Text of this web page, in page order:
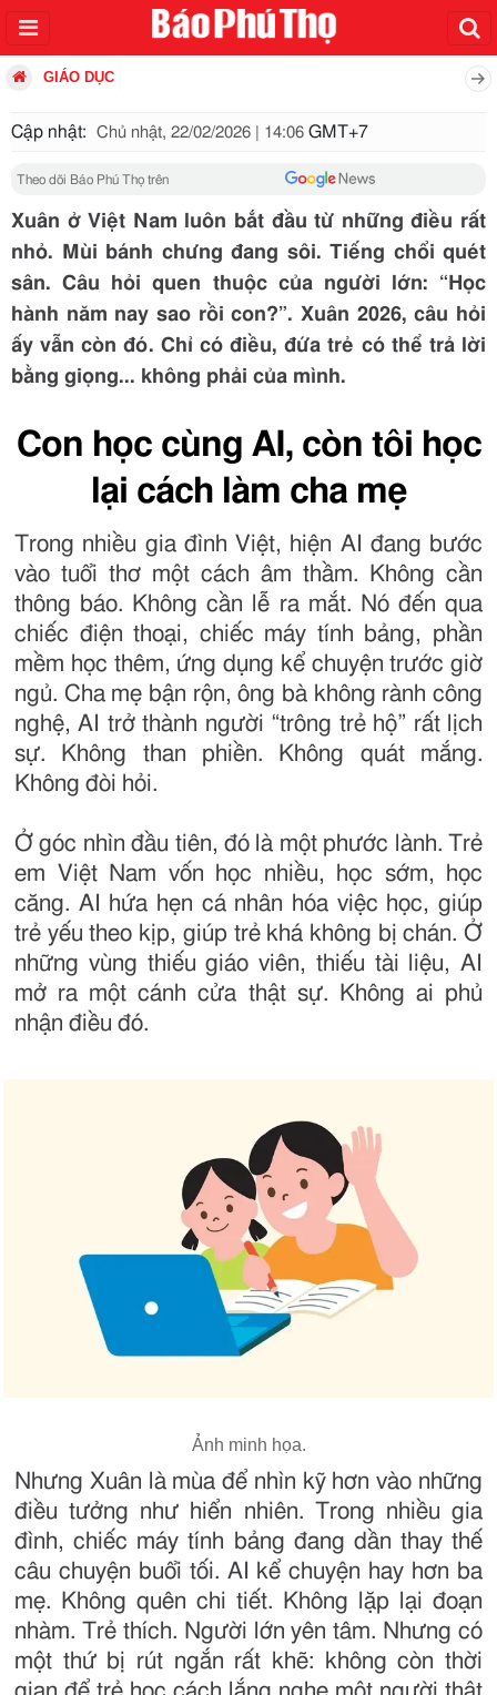
GIÁO DỤC
Cập nhật: Chủ nhật, 22/02/2026 | 14:06 GMT+7
Theo dõi Báo Phú Thọ trên
Xuân ở Việt Nam luôn bắt đầu từ những điều rất
nhỏ. Mùi bánh chưng đang sôi. Tiếng chổi quét
sân. Câu hỏi quen thuộc của người lớn: “Học
hành năm nay sao rồi con?”. Xuân 2026, câu hỏi
ấy vẫn còn đó. Chỉ có điều, đứa trẻ có thể trả lời
bằng giọng... không phải của mình.
Con học cùng AI, còn tôi học
lại cách làm cha mẹ
Trong nhiều gia đình Việt, hiện AI đang bước
vào tuổi thơ một cách âm thầm. Không cần
thông báo. Không cần lễ ra mắt. Nó đến qua
chiếc điện thoại, chiếc máy tính bảng, phần
mềm học thêm, ứng dụng kể chuyện trước giờ
ngủ. Cha mẹ bận rộn, ông bà không rành công
nghệ, AI trở thành người “trông trẻ hộ” rất lịch
sự. Không than phiền. Không quát mắng.
Không đòi hỏi.
Ở góc nhìn đầu tiên, đó là một phước lành. Trẻ
em Việt Nam vốn học nhiều, học sớm, học
căng. AI hứa hẹn cá nhân hóa việc học, giúp
trẻ yếu theo kịp, giúp trẻ khá không bị chán. Ở
những vùng thiếu giáo viên, thiếu tài liệu, AI
mở ra một cánh cửa thật sự. Không ai phủ
nhận điều đó.
Ảnh minh họa.
Nhưng Xuân là mùa để nhìn kỹ hơn vào những
điều tưởng như hiển nhiên. Trong nhiều gia
đình, chiếc máy tính bảng đang dần thay thế
câu chuyện buổi tối. AI kể chuyện hay hơn ba
mẹ. Không quên chi tiết. Không lặp lại đoạn
nhàm. Trẻ thích. Người lớn yên tâm. Nhưng có
một thứ bị rút ngắn rất khẽ: không còn thời